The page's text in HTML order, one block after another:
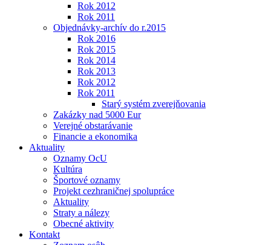
Rok 2012
Rok 2011
Objednávky-archív do r.2015
Rok 2016
Rok 2015
Rok 2014
Rok 2013
Rok 2012
Rok 2011
Starý systém zverejňovania
Zakázky nad 5000 Eur
Verejné obstarávanie
Financie a ekonomika
Aktuality
Oznamy OcU
Kultúra
Športové oznamy
Projekt cezhraničnej spolupráce
Aktuality
Straty a nálezy
Obecné aktivity
Kontakt